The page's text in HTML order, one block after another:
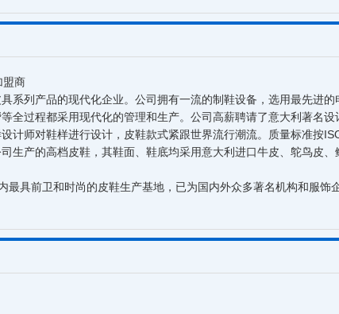
盟商
系列产品的现代化企业。公司拥有一流的制鞋设备，选用最先进
全过程都采用现代化的管理和生产。公司高薪聘请了意大利著名
计师对鞋样进行设计，皮鞋款式紧跟世界流行潮流。质量标准按
生产的高档皮鞋，其鞋面、鞋底均采用意大利进口牛皮、鸵鸟皮、
前卫和时尚的皮鞋生产基地，已为国内外众多著名机构和服饰企